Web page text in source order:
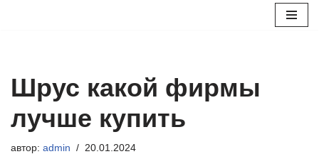
Шрус какой фирмы
лучше купить
автор: admin 20.01.2024